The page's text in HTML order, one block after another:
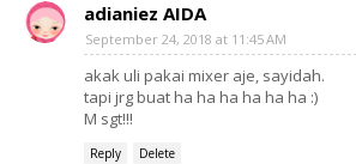
adianiez AIDA
September 24, 2018 at 11:45 AM
akak uli pakai mixer aje, sayidah.
tapi jrg buat ha ha ha ha ha ha :)
M sgt!!!
Reply Delete